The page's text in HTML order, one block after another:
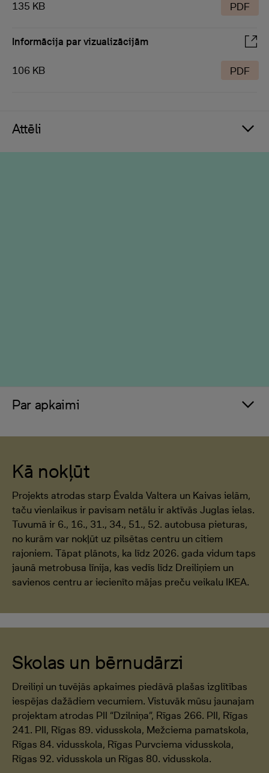
135 KB PDF
Informācija par vizualizācijām
106 KB PDF
Attēli
Par apkaimi
Kā nokļūt
Projekts atrodas starp Ēvalda Valtera un Kaivas ielām,
taču vienlaikus ir pavisam netālu ir aktīvās Juglas ielas.
Tuvumā ir 6., 16., 31., 34., 51., 52. autobusa pieturas,
no kurām var nokļūt uz pilsētas centru un citiem
rajoniem. Tāpat plānots, ka līdz 2026. gada vidum taps
jaunā metrobusa līnija, kas vedīs līdz Dreiliņiem un
savienos centru ar iecienīto mājas preču veikalu IKEA.
Skolas un bērnudārzi
Dreiliņi un tuvējās apkaimes piedāvā plašas izglītības
iespējas dažādiem vecumiem. Vistuvāk mūsu jaunajam
projektam atrodas PII “Dzilniņa”, Rīgas 266. PII, Rīgas
241. PII, Rīgas 89. vidusskola, Mežciema pamatskola,
Rīgas 84. vidusskola, Rīgas Purvciema vidusskola,
Rīgas 92. vidusskola un Rīgas 80. vidusskola.